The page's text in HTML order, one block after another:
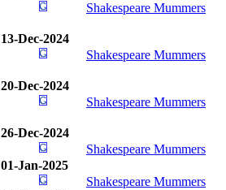
Shakespeare Mummers
13-Dec-2024
Shakespeare Mummers
20-Dec-2024
Shakespeare Mummers
26-Dec-2024
Shakespeare Mummers
01-Jan-2025
Shakespeare Mummers